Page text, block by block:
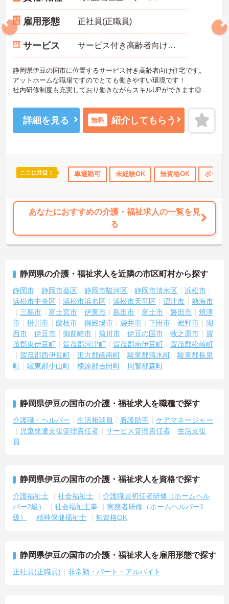
険完備 交通費支給 退職金制度あり
雇用形態 正社員(正職員)
サービス サービス付き高齢者向け住宅（サ高住）
静岡県伊豆の国市に位置するサービス付き高齢者向け住宅です。
アットホームな職場ですのでとても働きやすい環境です！
社内研修制度も充実しており働きながらスキルUPができます◎
すのでお気軽にお問い合わせくださいませ。
詳細を見る 無料 紹介してもらう
ここに注目！ 車通勤可 未経験OK 無資格OK ボーナ
あなたにおすすめの介護・福祉求人の一覧を見
る
静岡県の介護・福祉求人を近隣の市区町村から探す
静岡市 静岡市葵区 静岡市駿河区 静岡市清水区
浜松市
浜松市中央区
浜松市浜名区 浜松市天竜区 沼津市
熱海市
三島市
富士宮市 伊東市 島田市 富士市 磐田市
焼津
市
掛川市 藤枝市 御殿場市 袋井市 下田市 裾野市
湖
西市
伊豆市 御前崎市 菊川市 伊豆の国市 牧之原市
賀
茂郡東伊豆町
賀茂郡河津町 賀茂郡南伊豆町
賀茂郡松崎町
賀茂郡西伊豆町
田方郡函南町 駿東郡清水町
駿東郡長泉
町
駿東郡小山町 榛原郡吉田町 周智郡森町
静岡県伊豆の国市の介護・福祉求人を職種で探す
介護職・ヘルパー 生活相談員 看護助手
ケアマネージャー
児童発達支援管理責任者
サービス管理責任者
生活支援
員
静岡県伊豆の国市の介護・福祉求人を資格で探す
介護福祉士 社会福祉士
介護職員初任者研修（ホームヘル
パー2級）
社会福祉主事
実務者研修（ホームヘルパー1
級）
精神保健福祉士 無資格OK
静岡県伊豆の国市の介護・福祉求人を雇用形態で探す
正社員(正職員) 非常勤・パート・アルバイト